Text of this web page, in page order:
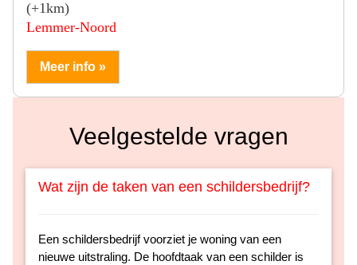
(+1km)
Lemmer-Noord
Meer info »
Veelgestelde vragen
Wat zijn de taken van een schildersbedrijf?
Een schildersbedrijf voorziet je woning van een
nieuwe uitstraling. De hoofdtaak van een schilder is